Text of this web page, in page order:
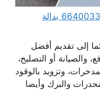
ونش كرين سطحة ام الهيمان 66400336 بدالة
إلى تقديم أفضل
والصيانة أو التصليح،
وتزويد بالوقود
والبرك وأيضا